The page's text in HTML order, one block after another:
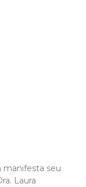
manifesta seu
Laura